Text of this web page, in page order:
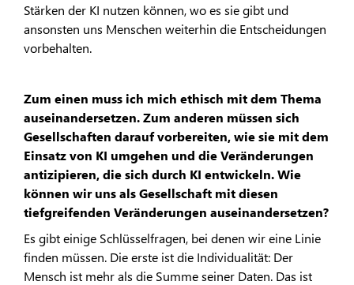
Stärken der KI nutzen können, wo es sie gibt und
ansonsten uns Menschen weiterhin die Entscheidungen
vorbehalten.
Zum einen muss ich mich ethisch mit dem Thema
auseinandersetzen. Zum anderen müssen sich
Gesellschaften darauf vorbereiten, wie sie mit dem
Einsatz von KI umgehen und die Veränderungen
antizipieren, die sich durch KI entwickeln. Wie
können wir uns als Gesellschaft mit diesen
tiefgreifenden Veränderungen auseinandersetzen?
Es gibt einige Schlüsselfragen, bei denen wir eine Linie
finden müssen. Die erste ist die Individualität: Der
Mensch ist mehr als die Summe seiner Daten. Das ist